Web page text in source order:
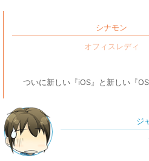
シナモン
ついに新しい『iOS』と新しい『
ジ